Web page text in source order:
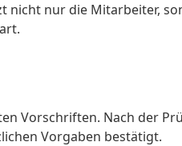
nicht nur die Mitarbeiter,
Vorschriften. Nach der
Vorgaben bestätigt.